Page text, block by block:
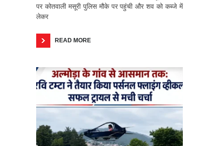
पर कोतवाली मसूरी पुलिस मौके पर पहुंची और शव को कब्जे में
लेकर
READ MORE